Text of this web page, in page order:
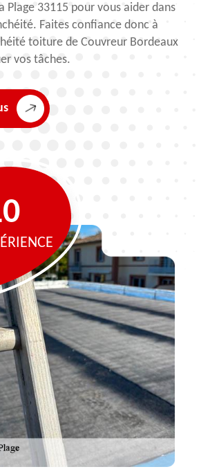
Plage 33115 pour vous aider dans
Faites confiance donc à
toiture de Couvreur Bordeaux
vos tâches.